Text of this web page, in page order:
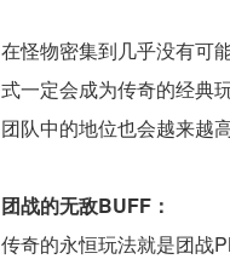
在怪物密集到几乎没有可
式一定会成为传奇的经典
团队中的地位也会越来越高
团战的无敌BUFF：
传奇的永恒玩法就是团战